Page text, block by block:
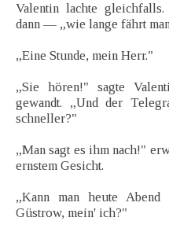
Valentin lachte
dann — „wie lange fährt
„Eine Stunde, mein Herr."
„Sie hören!" sagte
gewandt. „Und der
schneller?"
„Man sagt es ihm nach!"
ernstem Gesicht.
„Kann man heute
Güstrow, mein' ich?"